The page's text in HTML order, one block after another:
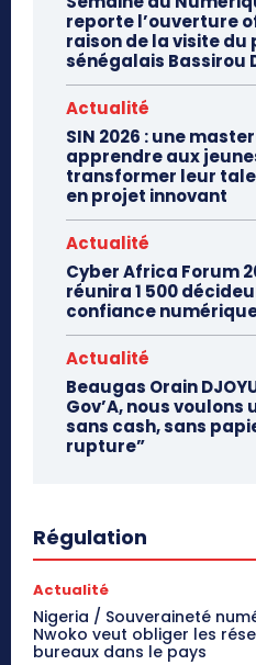
reporte l’ouverture
raison de la visite du
sénégalais Bassirou
Actualité
SIN 2026 : une
apprendre aux
transformer leur
en projet innovant
Actualité
Cyber Africa Forum
réunira 1 500
confiance
Actualité
Beaugas Orain
Gov’A, nous voulons
sans cash, sans
rupture”
Régulation
Actualité
Nigeria / Souveraineté
Nwoko veut obliger les
bureaux dans le pays